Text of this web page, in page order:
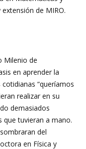
de MIRO.
Milenio de
en aprender la
“queríamos
realizar en su
demasiados
que tuvieran a mano.
del
en Física y